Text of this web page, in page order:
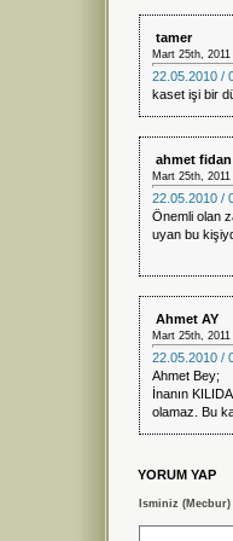
tamer
Mart 25th,
22.05.2010 /
kaset işi bir
ahmet fidan
Mart 25th,
22.05.2010 /
Önemli olan
uyan bu
Ahmet AY
Mart 25th,
22.05.2010 /
Ahmet Bey;
İnanın
olamaz. Bu
YORUM YAP
Isminiz (Mecbur)